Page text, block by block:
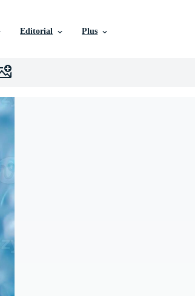
Editorial Plus